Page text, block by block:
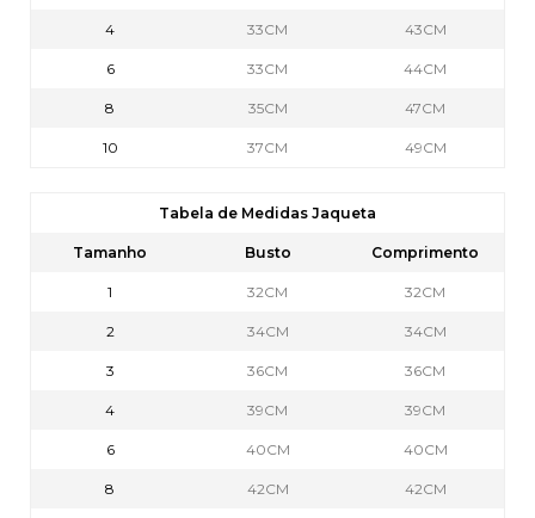
4 33CM 43CM
6 33CM 44CM
8 35CM 47CM
10 37CM 49CM
Tabela de Medidas Jaqueta
Tamanho Busto Comprimento
1 32CM 32CM
2 34CM 34CM
3 36CM 36CM
4 39CM 39CM
6 40CM 40CM
8 42CM 42CM